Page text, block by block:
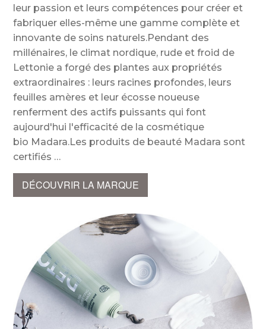
leur passion et leurs compétences pour créer et
fabriquer elles-même une gamme complète et
innovante de soins naturels.Pendant des
millénaires, le climat nordique, rude et froid de
Lettonie a forgé des plantes aux propriétés
extraordinaires : leurs racines profondes, leurs
feuilles amères et leur écosse noueuse
renferment des actifs puissants qui font
aujourd'hui l'efficacité de la cosmétique
bio Madara.Les produits de beauté Madara sont
certifiés
DÉCOUVRIR LA MARQUE